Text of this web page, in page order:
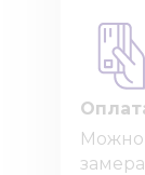
Можно